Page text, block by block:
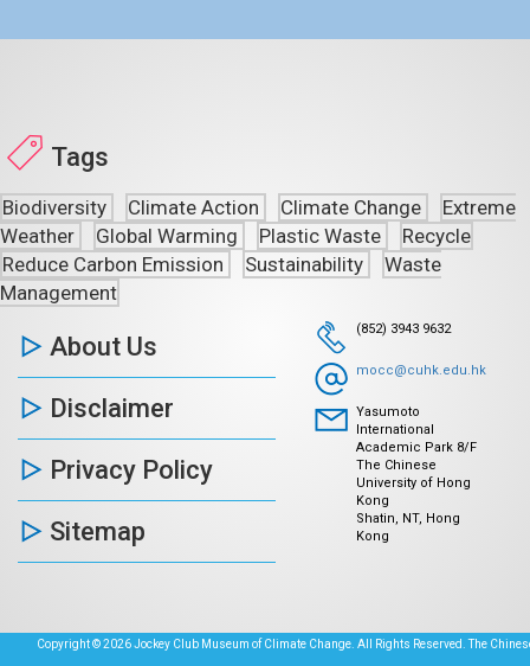
Tags
Biodiversity Climate Action Climate Change
Extreme
Weather
Global Warming Plastic Waste
Recycle
Reduce Carbon Emission
Sustainability
Waste
Management
About Us
Disclaimer
Privacy Policy
Sitemap
(852) 3943 9632
mocc@cuhk.edu.hk
Yasumoto
International
Academic Park 8/F
The Chinese
University of Hong
Kong
Shatin, NT, Hong
Kong
Copyright © 2026 Jockey Club Museum of Climate Change. All Rights Reserved. The